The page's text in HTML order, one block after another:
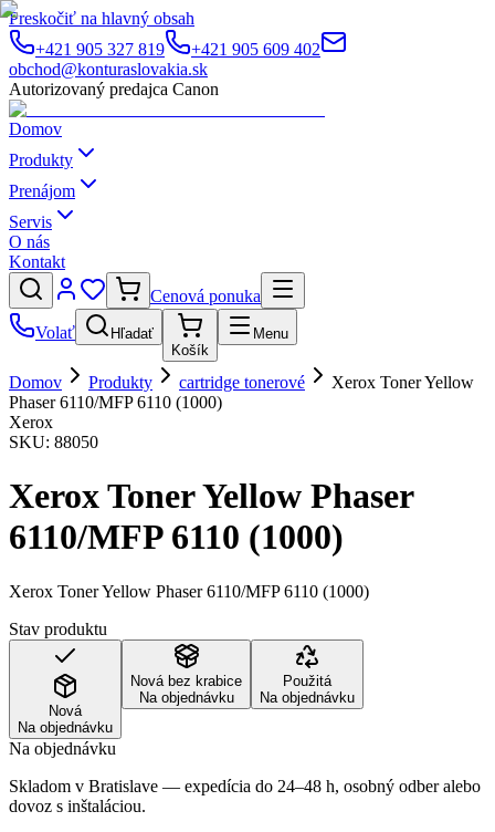
Preskočiť na hlavný obsah
+421 905 327 819
+421 905 609 402
obchod@konturaslovakia.sk
Autorizovaný predajca Canon
Domov
Produkty
Prenájom
Servis
O nás
Kontakt
Cenová ponuka
Volať
Hľadať
Košík
Menu
Domov Produkty cartridge tonerové
Xerox Toner Yellow
Phaser 6110/MFP 6110 (1000)
Xerox
SKU: 88050
Xerox Toner Yellow Phaser
6110/MFP 6110 (1000)
Xerox Toner Yellow Phaser 6110/MFP 6110 (1000)
Stav produktu
Nová
Na objednávku
Nová bez krabice
Na objednávku
Použitá
Na objednávku
Na objednávku
Skladom v Bratislave — expedícia do 24–48 h, osobný odber alebo
dovoz s inštaláciou.